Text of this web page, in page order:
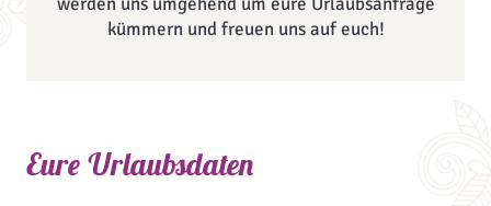
kümmern und freuen uns auf euch!
Eure Urlaubsdaten